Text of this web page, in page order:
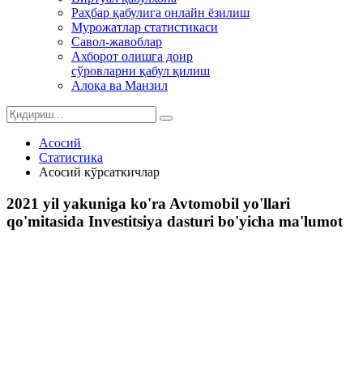
Раҳбар қабулига онлайн ёзилиш
Мурожатлар статистикаси
Савол-жавоблар
Ахборот олишга доир
сўровларни қабул қилиш
Алоқа ва Манзил
Асосий
Статистика
Асосий кўрсаткичлар
2021 yil yakuniga ko'ra Avtomobil yo'llari
qo'mitasida Investitsiya dasturi bo'yicha ma'lumot